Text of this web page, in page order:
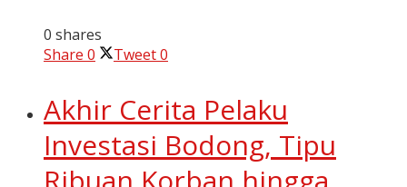
0 shares
Share 0 Tweet0
Akhir Cerita Pelaku
Investasi Bodong, Tipu